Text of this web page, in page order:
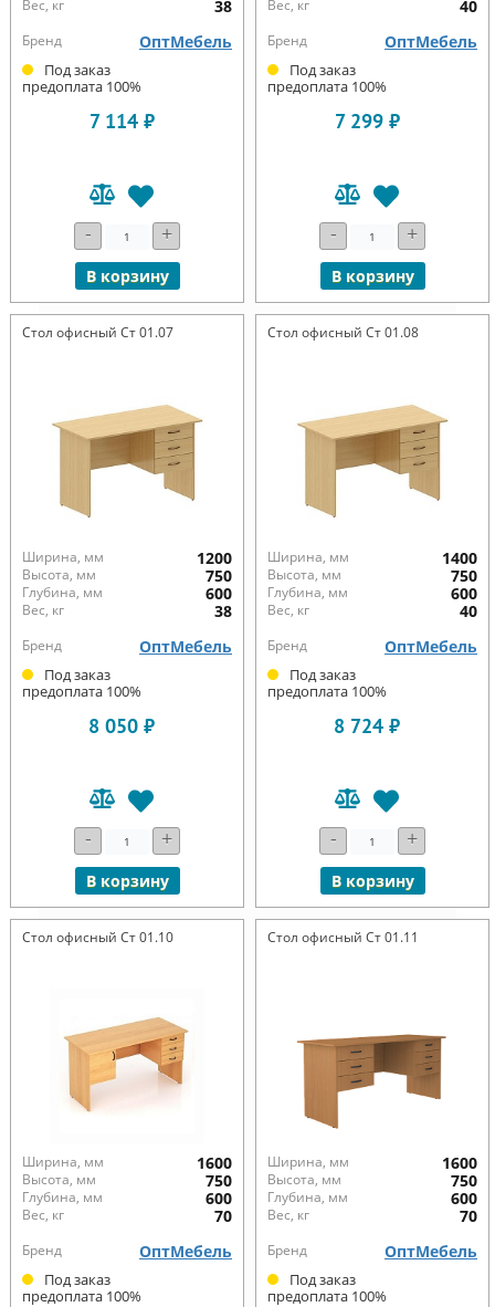
Вес, кг 38
Бренд ОптМебель
Под заказ
предоплата 100%
7 114 ₽
- +
В корзину
Вес, кг 40
Бренд ОптМебель
Под заказ
предоплата 100%
7 299 ₽
- +
В корзину
Стол офисный Ст 01.07
Ширина, мм 1200
Высота, мм 750
Глубина, мм 600
Вес, кг 38
Бренд ОптМебель
Под заказ
предоплата 100%
8 050 ₽
- +
В корзину
Стол офисный Ст 01.08
Ширина, мм 1400
Высота, мм 750
Глубина, мм 600
Вес, кг 40
Бренд ОптМебель
Под заказ
предоплата 100%
8 724 ₽
- +
В корзину
Стол офисный Ст 01.10
Ширина, мм 1600
Высота, мм 750
Глубина, мм 600
Вес, кг 70
Бренд ОптМебель
Под заказ
предоплата 100%
Стол офисный Ст 01.11
Ширина, мм 1600
Высота, мм 750
Глубина, мм 600
Вес, кг 70
Бренд ОптМебель
Под заказ
предоплата 100%